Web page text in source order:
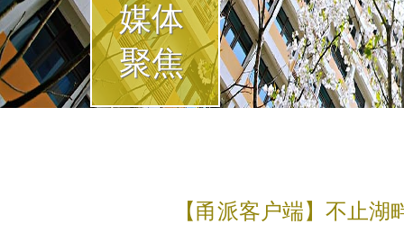
媒体
聚焦
【甬派客户端】不止